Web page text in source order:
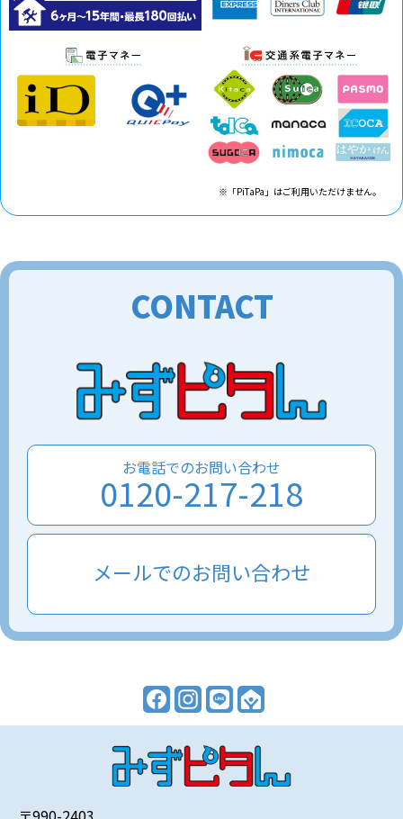
※「PiTaPa」はご利用いただけません。
CONTACT
お電話でのお問い合わせ
0120-217-218
メールでのお問い合わせ